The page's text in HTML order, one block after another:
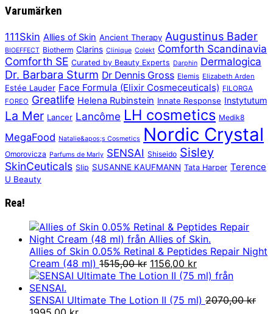
Varumärken
111Skin Allies of Skin Ancient Therapy Augustinus Bader
BIOEFFECT Biotherm Clarins Clinique Colekt Comforth Scandinavia
Comforth SE Curated by Beauty Experts Darphin Dermalogica
Dr. Barbara Sturm Dr Dennis Gross Elemis Elizabeth Arden
Estée Lauder Face Formula (Elixir Cosmeceuticals) FILORGA
FOREO Greatlife Helena Rubinstein Innate Response Instytutum
La Mer Lancer Lancôme LH cosmetics Medik8
MegaFood Natalie&apos;s Cosmetics Nordic Crystal
Omorovicza Parfums de Marly SENSAI Shiseido Sisley
SkinCeuticals Slip SUSANNE KAUFMANN Tata Harper Terence
U Beauty
Rea!
Allies of Skin 0.05% Retinal & Peptides Repair Night
Cream (48 ml) 1515,00kr Det
ursprungliga
var:
1156,00 krDet
nuvarande
är:
SENSAI Ultimate The Lotion II (75 ml) 2070,00kr